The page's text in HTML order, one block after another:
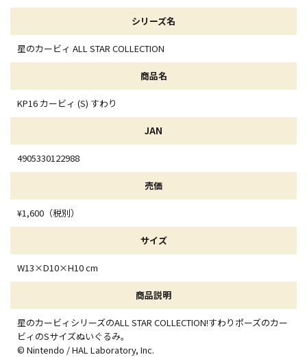
シリーズ名
星のカービィ ALL STAR COLLECTION
商品名
KP16 カービィ (S) すわり
JAN
4905330122988
売価
¥1,600（税別）
サイズ
W13×D10×H10 cm
商品説明
星のカービィシリーズのALL STAR COLLECTION!すわりポーズのカー
ビィのSサイズぬいぐるみ。
© Nintendo / HAL Laboratory, Inc.